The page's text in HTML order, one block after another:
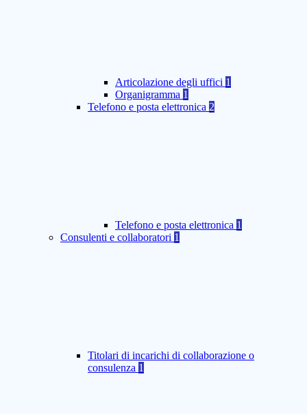
Articolazione degli uffici 1
Organigramma 1
Telefono e posta elettronica 2
Telefono e posta elettronica 1
Consulenti e collaboratori 1
Titolari di incarichi di collaborazione o
consulenza 1